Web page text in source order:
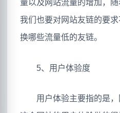
量以及网站流量的增加，随
我们也要对网站友链的要
换哪些流量低的友链。
5、用户体验度
用户体验主要指的是，